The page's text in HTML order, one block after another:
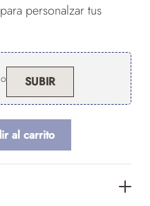
personalzar tus
SUBIR
al carrito